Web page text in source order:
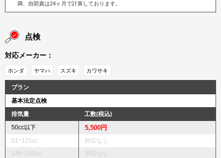
満、自賠責は24ヶ月で計算しております。
点検
対応メーカー：
ホンダ ヤマハ スズキ カワサキ
プラン
基本法定点検
排気量
工数(税込)
50cc以下
5,500円
51~125cc
対応なし
126~250cc
対応なし